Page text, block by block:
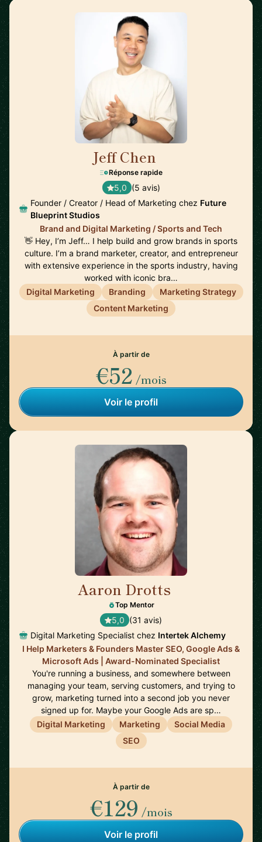
Jeff Chen
Réponse rapide
5,0 (5 avis)
Founder / Creator / Head of Marketing chez Future
Blueprint Studios
Brand and Digital Marketing / Sports and Tech
👋 Hey, I’m Jeff… I help build and grow brands in sports
culture. I’m a brand marketer, creator, and entrepreneur
with extensive experience in the sports industry, having
worked with iconic bra…
Digital Marketing
Branding
Marketing Strategy
Content Marketing
À partir de
€52 /mois
Voir le profil
Aaron Drotts
Top Mentor
5,0 (31 avis)
Digital Marketing Specialist chez Intertek Alchemy
I Help Marketers & Founders Master SEO, Google Ads &
Microsoft Ads | Award-Nominated Specialist
You're running a business, and somewhere between
managing your team, serving customers, and trying to
grow, marketing turned into a second job you never
signed up for. Maybe your Google Ads are sp…
Digital Marketing
Marketing
Social Media
SEO
À partir de
€129 /mois
Voir le profil